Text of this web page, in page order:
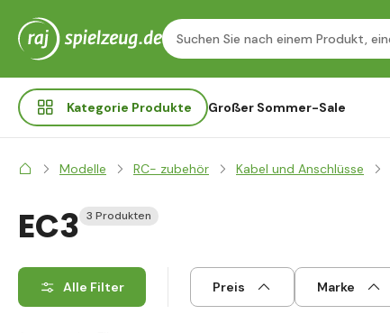
Kategorie Produkte Großer Sommer-Sale
Modelle RC- zubehör Kabel und Anschlüsse
EC3 3 Produkten
Alle Filter Preis Marke